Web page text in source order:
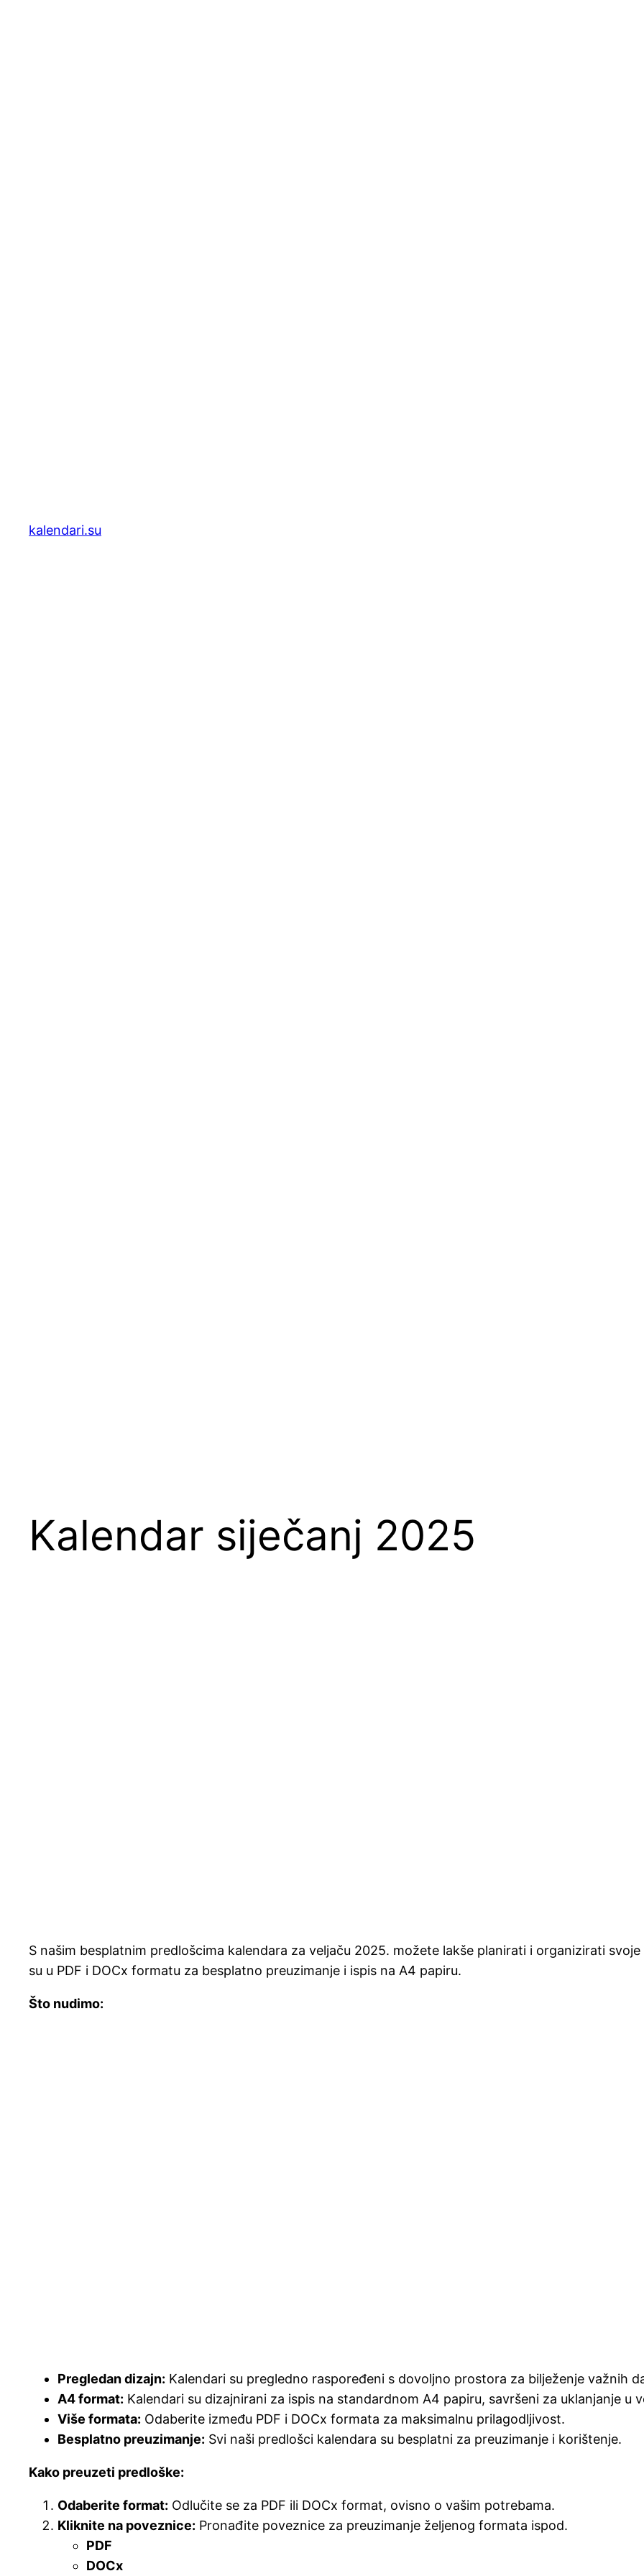
kalendari.su
Kalendar siječanj 2025
S našim besplatnim predlošcima kalendara za veljaču 2025. možete lakše planirati i organizirati
su u PDF i DOCx formatu za besplatno preuzimanje i ispis na A4 papiru.
Što nudimo:
Pregledan dizajn: Kalendari su pregledno raspoređeni s dovoljno prostora za bilježenje važnih
A4 format: Kalendari su dizajnirani za ispis na standardnom A4 papiru, savršeni za uklanjanje u
Više formata: Odaberite između PDF i DOCx formata za maksimalnu prilagodljivost.
Besplatno preuzimanje: Svi naši predlošci kalendara su besplatni za preuzimanje i korištenje.
Kako preuzeti predloške:
Odaberite format: Odlučite se za PDF ili DOCx format, ovisno o vašim potrebama.
Kliknite na poveznice: Pronađite poveznice za preuzimanje željenog formata ispod.
PDF
DOCx